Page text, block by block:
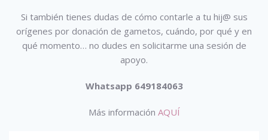
Si también tienes dudas de cómo contarle a tu hij@ sus
orígenes por donación de gametos, cuándo, por qué y en
qué momento… no dudes en solicitarme una sesión de
apoyo.
Whatsapp 649184063
Más información AQUÍ